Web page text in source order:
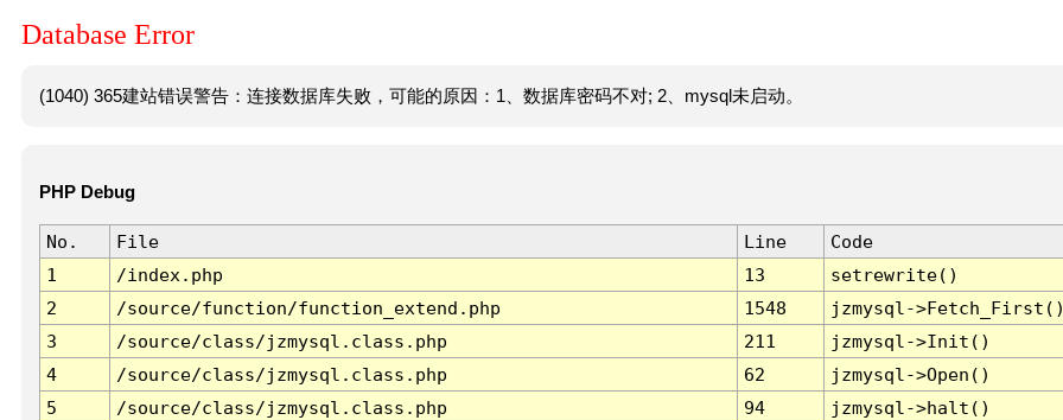
Database Error
(1040) 365建站错误警告：连接数据库失败，可能的原因：1、数据库密码不对; 2、mysql未启动。
PHP Debug
No. File Line
Code
1
/index.php 13
setrewrite()
2
/source/function/function_extend.php 1548
jzmysql-
3
/source/class/jzmysql.class.php 211
jzmysql->Init()
4
/source/class/jzmysql.class.php 62
jzmysql->Open()
5
/source/class/jzmysql.class.php 94
jzmysql->halt()